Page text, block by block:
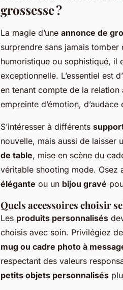
grossesse ?
La magie d’une annonce de
surprendre sans jamais
humoristique ou sophistiqué, il
exceptionnelle. L’essentiel est
en tenant compte de la
empreinte d’émotion,
S’intéresser à différents
nouvelle, mais aussi de laisser
de table, mise en scène du
véritable shooting mode. Osez
élégante ou un bijou gravé
Quels accessoires choisir
Les produits personnalisés
choisis avec soin. Privilégiez
mug ou cadre photo à
respectant des valeurs
petits objets personnalisés